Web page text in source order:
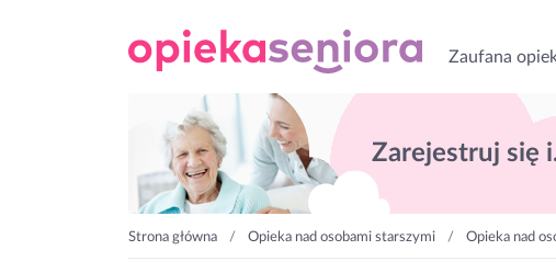
Zaufana
Zarejestruj się
Strona główna Opieka nad osobami starszymi Opieka nad